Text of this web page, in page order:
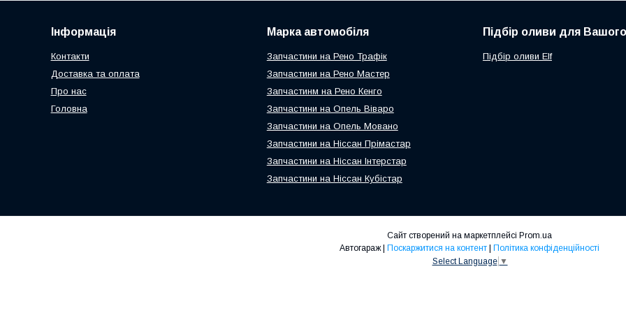
Інформація
Контакти
Доставка та оплата
Про нас
Головна
Марка автомобіля
Запчастини на Рено Трафік
Запчастини на Рено Мастер
Запчастинм на Рено Кенго
Запчастини на Опель Віваро
Запчастини на Опель Мовано
Запчастини на Ніссан Прімастар
Запчастини на Ніссан Інтерстар
Запчастини на Ніссан Кубістар
Підбір оливи для
Підбір оливи Elf
Сайт створений на маркетплейсі Prom.ua
Автогараж | Поскаржитися на контент | Політика конфіденційності
Select Language ▼